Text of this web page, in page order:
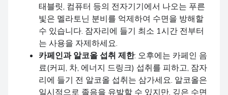
태블릿, 컴퓨터 등의 전자기기에서 나오는 푸른
빛은 멜라토닌 분비를 억제하여 수면을 방해할
수 있습니다. 잠자리에 들기 최소 1시간 전부터
는 사용을 자제하세요.
카페인과 알코올 섭취 제한: 오후에는 카페인 음
료(커피, 차, 에너지 드링크) 섭취를 피하고, 잠자
리에 들기 전 알코올 섭취는 삼가세요. 알코올은
일시적으로 졸음을 유발할 수 있지만, 깊은 수면